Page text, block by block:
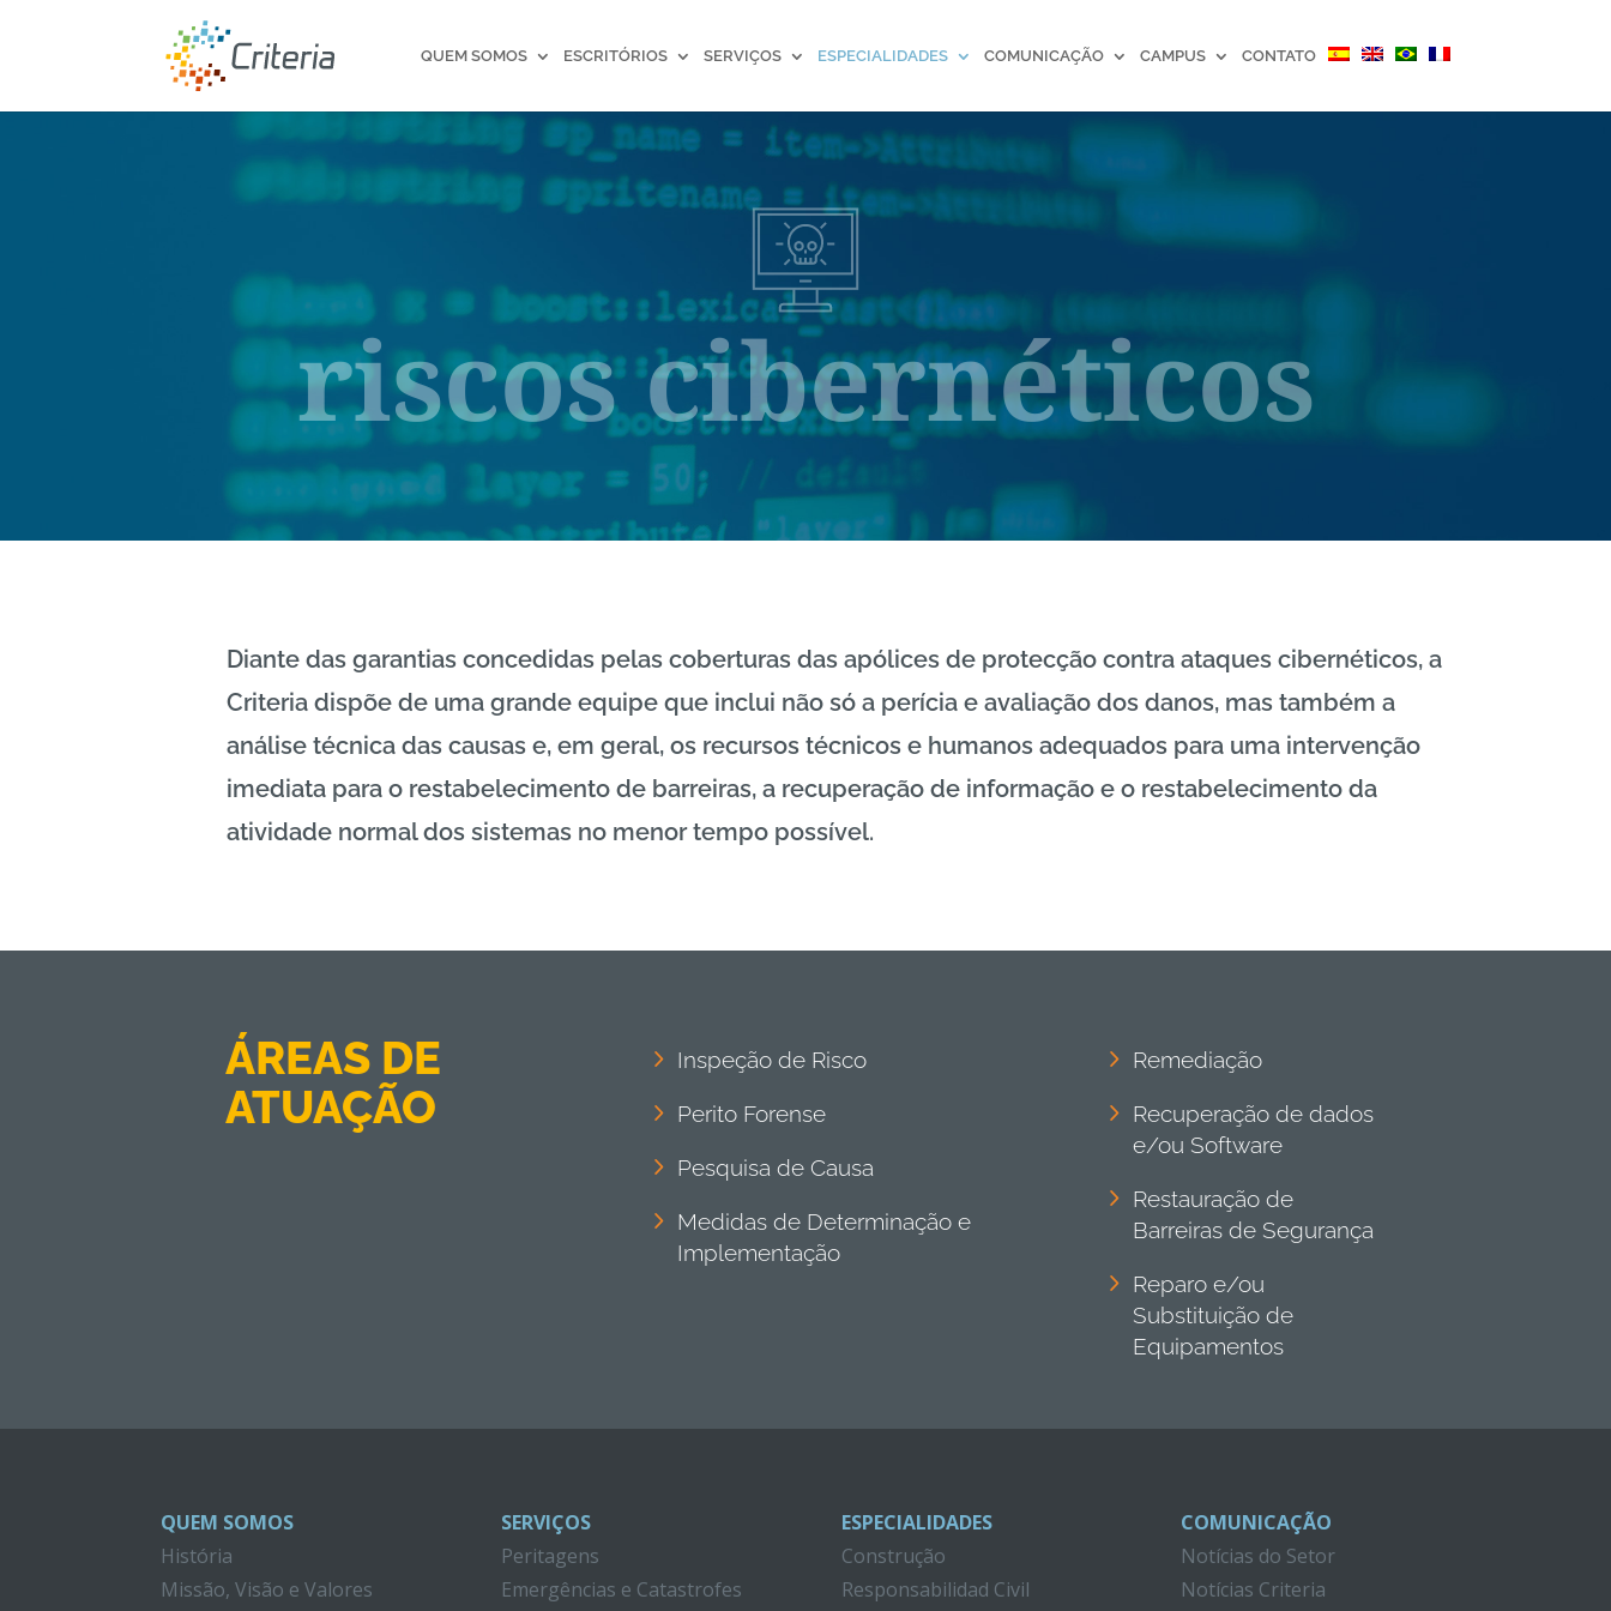
QUEM SOMOS ESCRITÓRIOS SERVIÇOS ESPECIALIDADES COMUNICAÇÃO CAMPUS CONTATO
riscos cibernéticos
Diante das garantias concedidas pelas coberturas das apólices de protecção contra ataques cibernéticos, a
Criteria dispõe de uma grande equipe que inclui não só a perícia e avaliação dos danos, mas também a
análise técnica das causas e, em geral, os recursos técnicos e humanos adequados para uma intervenção
imediata para o restabelecimento de barreiras, a recuperação de informação e o restabelecimento da
atividade normal dos sistemas no menor tempo possível.
ÁREAS DE
ATUAÇÃO
Inspeção de Risco
Perito Forense
Pesquisa de Causa
Medidas de Determinação e
Implementação
Remediação
Recuperação de dados
e/ou Software
Restauração de
Barreiras de Segurança
Reparo e/ou
Substituição de
Equipamentos
QUEM SOMOS
História
Missão, Visão e Valores
SERVIÇOS
Peritagens
Emergências e Catastrofes
ESPECIALIDADES
Construção
Responsabilidad Civil
COMUNICAÇÃO
Notícias do Setor
Notícias Criteria